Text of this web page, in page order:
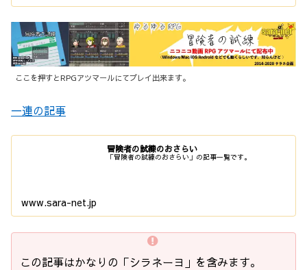
ここを押すとRPGアツマールにてプレイ出来ます。
一連の記事
冒険者の試練のおさらい
「冒険者の試練のおさらい」の記事一覧です。
www.sara-net.jp
この記事はかなりの「シラネーヨ」を含みます。